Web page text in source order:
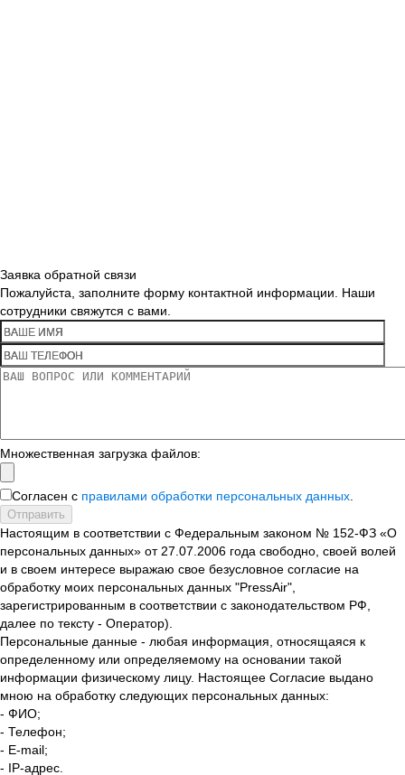
Заявка обратной связи
Пожалуйста, заполните форму контактной информации. Наши
сотрудники свяжутся с вами.
Множественная загрузка файлов:
Согласен с правилами обработки персональных данных
Отправить
Настоящим в соответствии с Федеральным законом № 152-ФЗ «О
персональных данных» от 27.07.2006 года свободно, своей волей
и в своем интересе выражаю свое безусловное согласие на
обработку моих персональных данных "PressAir",
зарегистрированным в соответствии с законодательством РФ,
далее по тексту - Оператор).
Персональные данные - любая информация, относящаяся к
определенному или определяемому на основании такой
информации физическому лицу. Настоящее Согласие выдано
мною на обработку следующих персональных данных:
- ФИО;
- Телефон;
- E-mail;
- IP-адрес.